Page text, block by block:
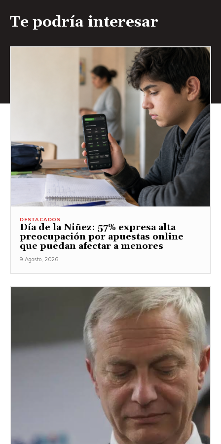
Te podría interesar
DESTACADOS
Día de la Niñez: 57% expresa alta
preocupación por apuestas online
que puedan afectar a menores
9 Agosto, 2026